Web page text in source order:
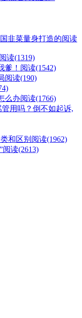
韭菜量身打造的阅读
阅读(1319)
！ 阅读(1542)
阅读(190)
么办阅读(1766)
用吗？倒不如起诉,
和区别 阅读(1962)
阅读(2613)